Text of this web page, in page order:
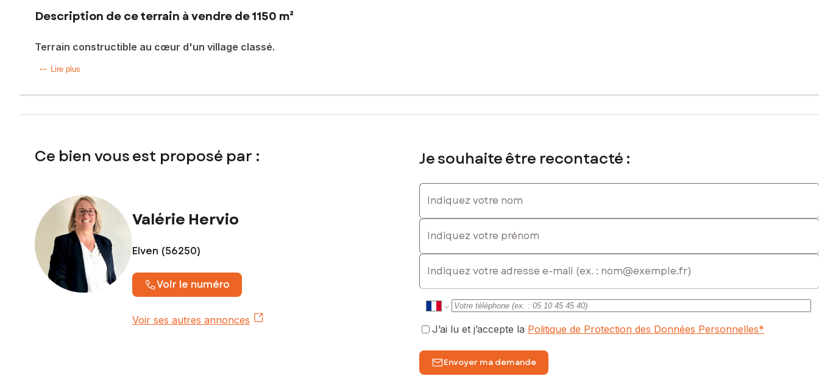
Description de ce terrain à vendre de 1150 m²
Terrain constructible au cœur d'un village classé.
Terrain constructible non viabilisé de 1150 m2 situé au cœur du village Rochefort-en-terre, classé parmi les plus Beaux Villages de France offrant, un cadre de vie rare et privilégié.
Au sein de ruelles pavées et pleines de charme, entre maisons à pans de bois, château emblématique, galeries d'art et ateliers d'artisans, le village séduit par son authenticité et son art de
Ce terrain profite d'un environnement calme, verdoyant et inspirant, au cœur d'un haut lieu de l'artisanat d'art Breton : verre, cuir, bois et ardoise.
Les informations sur les risques auxquels ce bien est exposé sont disponibles sur le site Géorisques : www.georisques.gouv.fr
Prix de vente : 77 000 €
Honoraires charge vendeur
Contactez votre conseiller SAFTI : Valérie HERVIO, Tél. : 0663148392, E-mail : valerie.hervio@safti.fr - EI - Agent commercial immatriculé au RSAC de Vannes sous le numéro 100389907
Lire plus
Ce bien vous est proposé par :
Valérie Hervio
Elven (56250)
Voir le numéro
Voir ses autres annonces
Je souhaite être recontacté :
Indiquez votre nom
Indiquez votre prénom
E-mail
J’ai lu et j’accepte la Politique de Protection des Données Personnelles*
Envoyer ma demande